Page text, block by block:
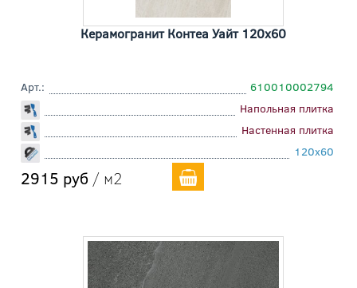
Керамогранит Контеа Уайт 120x60
Арт.:
610010002794
Напольная плитка
Настенная плитка
120x60
2915 руб / м2